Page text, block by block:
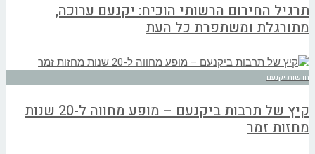
תרגיל החירום הרשותי הוכיח: יקנעם ערוכה,
מתורגלת ומשתפרת כל העת
חדשות יקנעם
קיץ של תרבות ביקנעם – מופע מחווה ל-20 שנות
מחזות זמר